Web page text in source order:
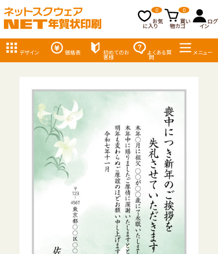
お気
に入り
0
買い
物カゴ
0
ログ
イン
デザイン 価格表 初めてのお
客様
よくある質
問
メニュー